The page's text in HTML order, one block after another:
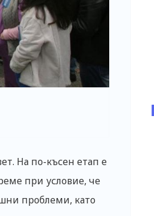
На по-късен етап е
при условие, че
проблеми, като